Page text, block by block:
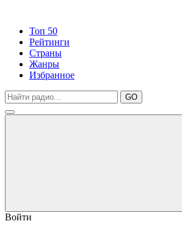
Топ 50
Рейтинги
Страны
Жанры
Избранное
GO
Войти